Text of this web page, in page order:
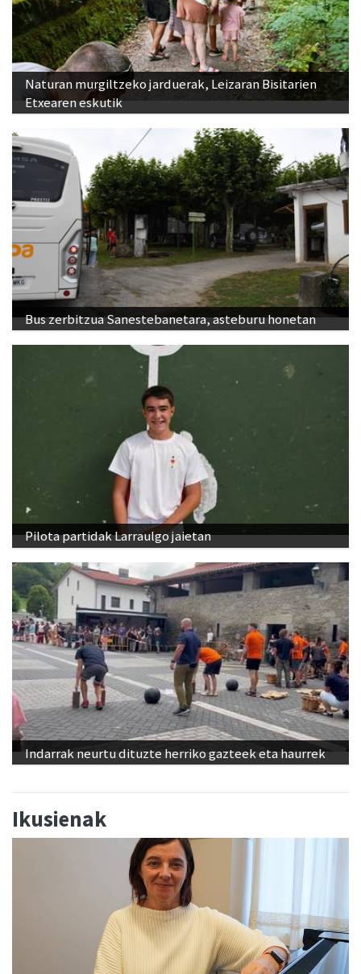
Naturan murgiltzeko jarduerak, Leizaran Bisitarien
Etxearen eskutik
Bus zerbitzua Sanestebanetara, asteburu honetan
Pilota partidak Larraulgo jaietan
Indarrak neurtu dituzte herriko gazteek eta haurrek
Ikusienak